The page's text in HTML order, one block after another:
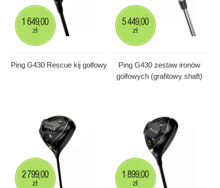
Ping G430 Rescue kij golfowy
1 649,00
zł
Ping G430 zestaw ironów
golfowych (grafitowy shaft)
5 449,00
zł
2 799,00
zł
1 899,00
zł